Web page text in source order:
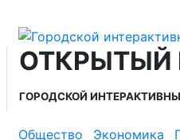
ГОРОДСКОЙ
Общество Экономика